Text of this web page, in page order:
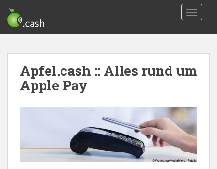
Apfel.cash :: Alles rund um
Apple Pay